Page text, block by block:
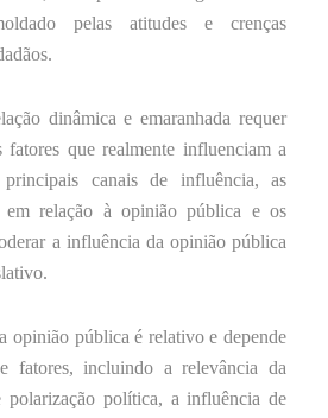
pelas atitudes e crenças
dinâmica e emaranhada requer
fatores que realmente influenciam a
canais de influência, as
em relação à opinião pública e os
a influência da opinião pública
opinião pública é relativo e depende
fatores, incluindo a relevância da
polarização política, a influência de